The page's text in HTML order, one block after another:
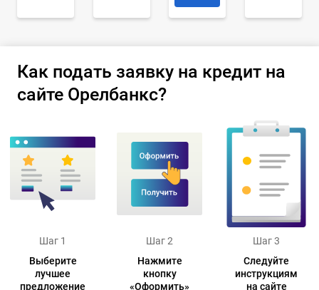
Как подать заявку на кредит на
сайте Орелбанкс?
Шаг 1
Выберите
лучшее
предложение
Шаг 2
Нажмите
кнопку
«Оформить»
Шаг 3
Следуйте
инструкциям
на сайте